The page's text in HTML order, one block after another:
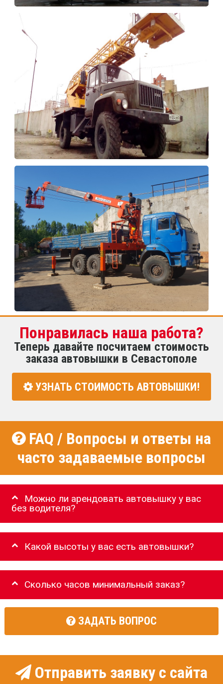
Понравилась наша работа?
Теперь давайте посчитаем стоимость
заказа автовышки в Севастополе
УЗНАТЬ СТОИМОСТЬ АВТОВЫШКИ!
FAQ / Вопросы и ответы на
часто задаваемые вопросы
Можно ли арендовать автовышку у вас
без водителя?
Какой высоты у вас есть автовышки?
Сколько часов минимальный заказ?
ЗАДАТЬ ВОПРОС
Отправить заявку с сайта